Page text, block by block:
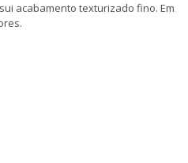
acabamento texturizado fino. Em